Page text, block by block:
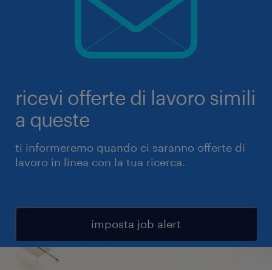
ricevi offerte di lavoro simili
a queste
ti informeremo quando ci saranno offerte di
lavoro in linea con la tua ricerca.
imposta job alert